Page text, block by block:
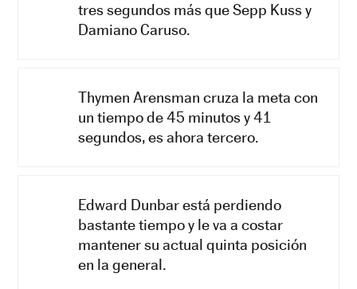
tres segundos más que Sepp Kuss y
Damiano Caruso.
Thymen Arensman cruza la meta con
un tiempo de 45 minutos y 41
segundos, es ahora tercero.
Edward Dunbar está perdiendo
bastante tiempo y le va a costar
mantener su actual quinta posición
en la general.